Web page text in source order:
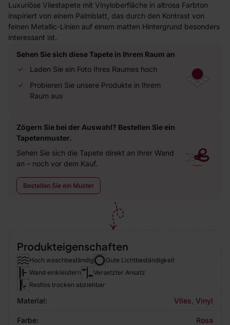
Luxuriöse Vliestapete mit Vinyloberfläche in altrosa Farbton
inspiriert von einem Palmblatt, das durch den Kontrast von
feinen Metallic-Linien auf einem matten Hintergrund besonders
interessant ist.
Sehen Sie sich diese Tapete in Ihrem Raum an
Laden Sie ein Foto Ihres Raumes hoch
Probieren Sie unsere Produkte in Ihrem
Raum aus
Zögern Sie bei der Auswahl? Bestellen Sie ein
Tapetenmuster.
Sehen Sie sich die Tapete direkt an Ihrer Wand
an – noch vor dem Kauf.
Bestellen Sie ein Muster
Produkteigenschaften
Hoch waschbeständig
Gute Lichtbeständigkeit
Wand einkleistern
Versetzter Ansatz
Restlos trocken abziehbar
Material: Vlies Vinyl
Farbe: Rosa